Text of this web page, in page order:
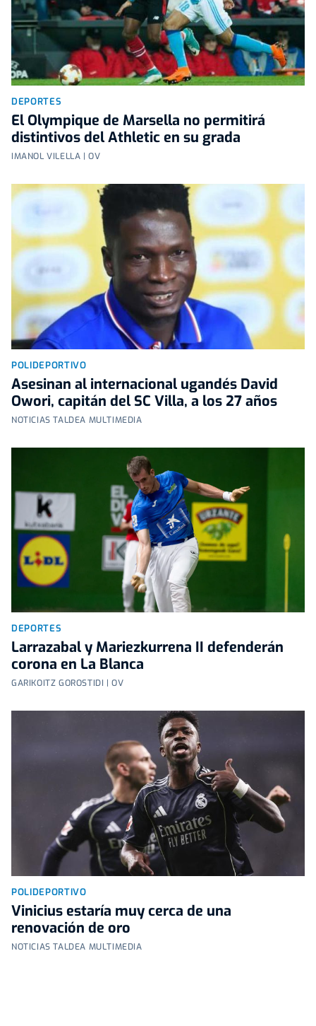
DEPORTES
El Olympique de Marsella no permitirá
distintivos del Athletic en su grada
IMANOL VILELLA | OV
POLIDEPORTIVO
Asesinan al internacional ugandés David
Owori, capitán del SC Villa, a los 27 años
NOTICIAS TALDEA MULTIMEDIA
DEPORTES
Larrazabal y Mariezkurrena II defenderán
corona en La Blanca
GARIKOITZ GOROSTIDI | OV
POLIDEPORTIVO
Vinicius estaría muy cerca de una
renovación de oro
NOTICIAS TALDEA MULTIMEDIA